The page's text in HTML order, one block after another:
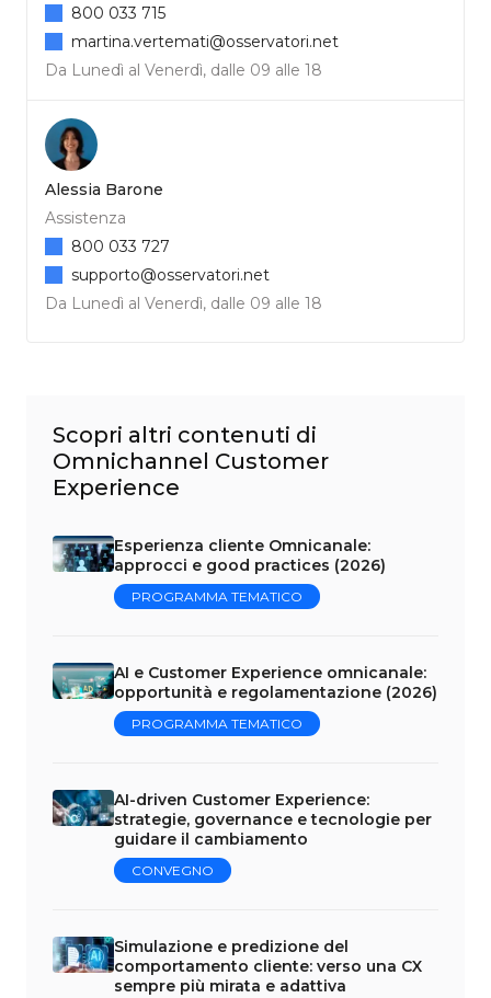
Da Lunedì al Venerdì, dalle 09 alle 18
800 033 715
martina.vertemati@osservatori.net
Alessia Barone
Assistenza
Da Lunedì al Venerdì, dalle 09 alle 18
800 033 727
supporto@osservatori.net
Scopri altri contenuti di
Omnichannel Customer
Experience
Esperienza cliente Omnicanale:
approcci e good practices (2026)
PROGRAMMA TEMATICO
AI e Customer Experience omnicanale:
opportunità e regolamentazione (2026)
PROGRAMMA TEMATICO
AI-driven Customer Experience:
strategie, governance e tecnologie per
guidare il cambiamento
CONVEGNO
Simulazione e predizione del
comportamento cliente: verso una CX
sempre più mirata e adattiva